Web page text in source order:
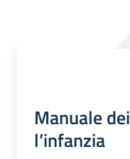
Manuale
l’infanzia